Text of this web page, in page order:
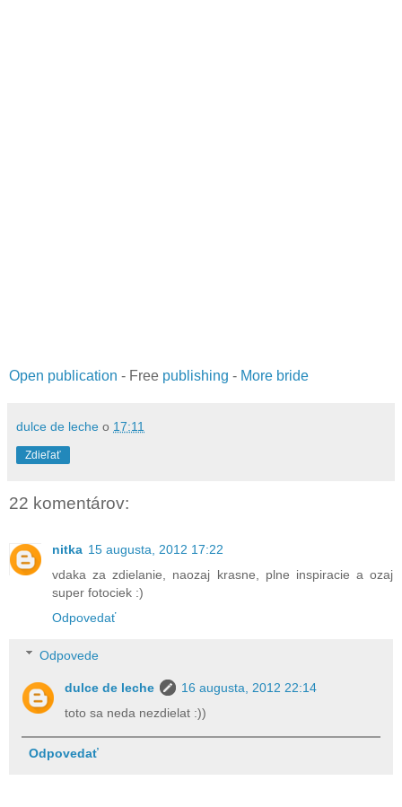
Open publication - Free publishing - More bride
dulce de leche o 17:11
Zdieľať
22 komentárov:
nitka 15 augusta, 2012 17:22
vdaka za zdielanie, naozaj krasne, plne inspiracie a ozaj
super fotociek :)
Odpovedať
Odpovede
dulce de leche
16 augusta, 2012 22:14
toto sa neda nezdielat :))
Odpovedať